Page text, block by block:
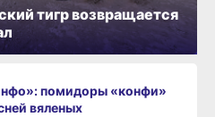
помидоры «конфи»
вяленых
тигр возвращается